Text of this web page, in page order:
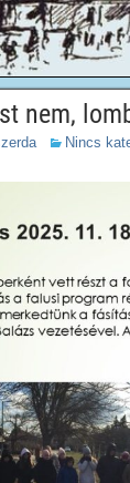
nem,
Nincs